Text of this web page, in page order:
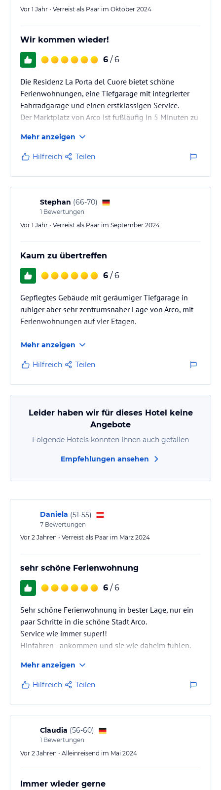
Vor 1 Jahr • Verreist als Paar im Oktober 2024
Wir kommen wieder!
6 / 6
Die Residenz La Porta del Cuore bietet schöne
Ferienwohnungen, eine Tiefgarage mit integrierter
Fahrradgarage und einen erstklassigen Service.
Der Marktplatz von Arco ist fußläufig in 5 Minuten zu
Supermarkt.
Mehr anzeigen
Hilfreich Teilen
Stephan (66-70)
1 Bewertungen
Vor 1 Jahr • Verreist als Paar im September 2024
Kaum zu übertreffen
6 / 6
Gepflegtes Gebäude mit geräumiger Tiefgarage in
ruhiger aber sehr zentrumsnaher Lage von Arco, mit
Ferienwohnungen auf vier Etagen.
Mehr anzeigen
Hilfreich Teilen
Leider haben wir für dieses Hotel keine
Angebote
Folgende Hotels könnten Ihnen auch gefallen
Empfehlungen ansehen
Daniela (51-55)
7 Bewertungen
Vor 2 Jahren • Verreist als Paar im März 2024
sehr schöne Ferienwohnung
6 / 6
Sehr schöne Ferienwohnung in bester Lage, nur ein
paar Schritte in die schöne Stadt Arco.
Service wie immer super!!
Hinfahren - ankommen und sie wie daheim fühlen.
wir freuen uns schon auf den nächsten Urlaub!
Bis bald
Mehr anzeigen
Hilfreich Teilen
Claudia (56-60)
1 Bewertungen
Vor 2 Jahren • Alleinreisend im Mai 2024
Immer wieder gerne